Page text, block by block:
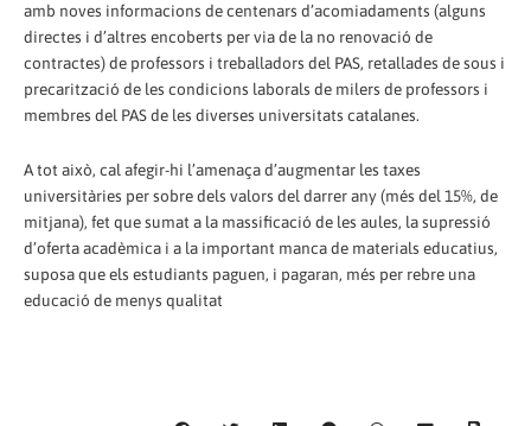
amb noves informacions de centenars d’acomiadaments (alguns
directes i d’altres encoberts per via de la no renovació de
contractes) de professors i treballadors del PAS, retallades de sous i
precarització de les condicions laborals de milers de professors i
membres del PAS de les diverses universitats catalanes.
A tot això, cal afegir-hi l’amenaça d’augmentar les taxes
universitàries per sobre dels valors del darrer any (més del 15%, de
mitjana), fet que sumat a la massificació de les aules, la supressió
d’oferta acadèmica i a la important manca de materials educatius,
suposa que els estudiants paguen, i pagaran, més per rebre una
educació de menys qualitat